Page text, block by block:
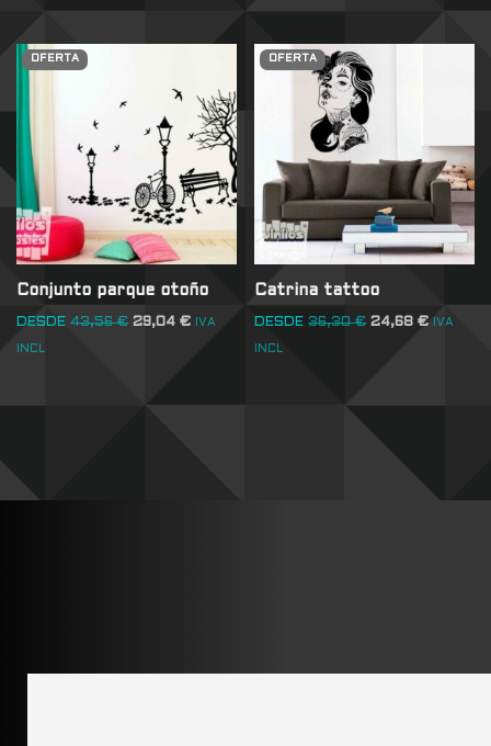
OFERTA
Conjunto parque otoño
DESDE 43,56€ 29,04 € IVA
INCL
OFERTA
Catrina tattoo
DESDE 36,30€ 24,68€ IVA
INCL